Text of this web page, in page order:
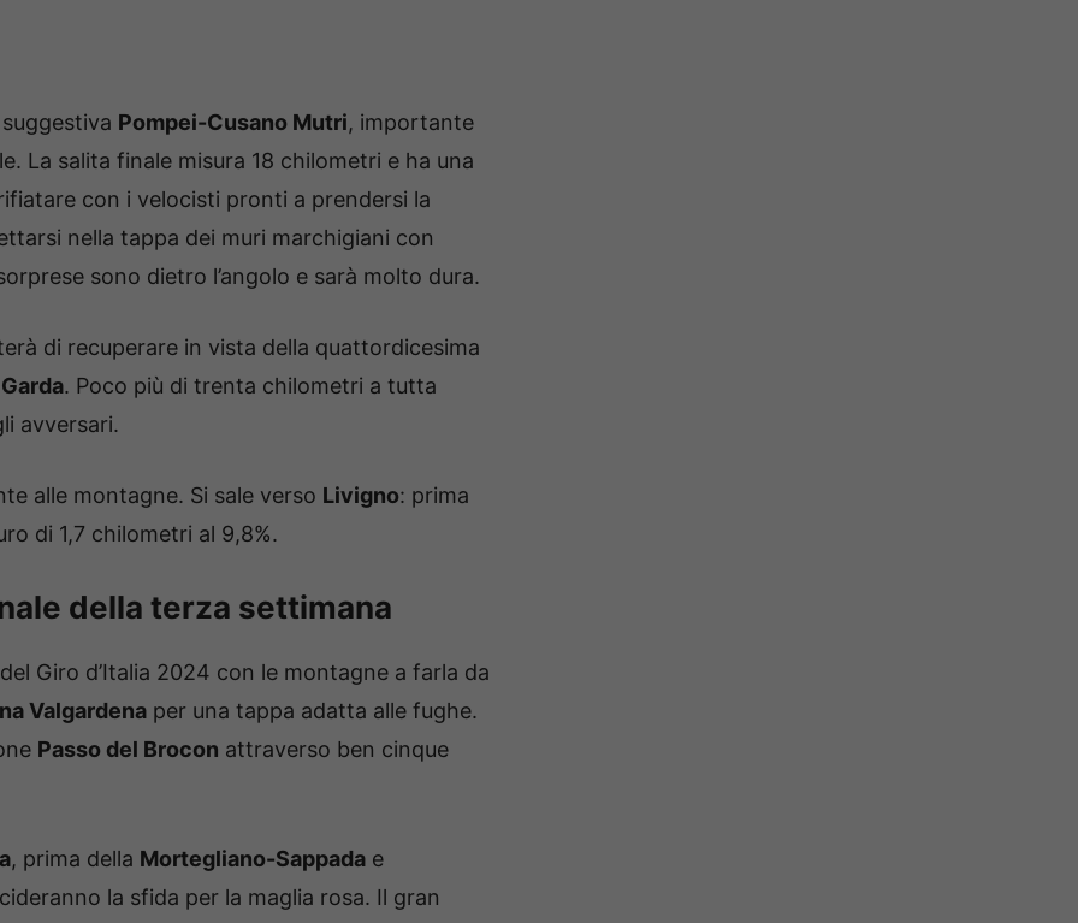
Pompei-Cusano Mutri, importante
La salita finale misura 18 chilometri e ha una
con i velocisti pronti a prendersi la
nella tappa dei muri marchigiani con
sono dietro l’angolo e sarà molto dura.
di recuperare in vista della quattordicesima
. Poco più di trenta chilometri a tutta
avversari.
alle montagne. Si sale verso Livigno: prima
di 1,7 chilometri al 9,8%.
della terza settimana
Giro d’Italia 2024 con le montagne a farla da
Valgardena per una tappa adatta alle fughe.
Passo del Brocon attraverso ben cinque
, prima della Mortegliano-Sappada e
la sfida per la maglia rosa. Il gran